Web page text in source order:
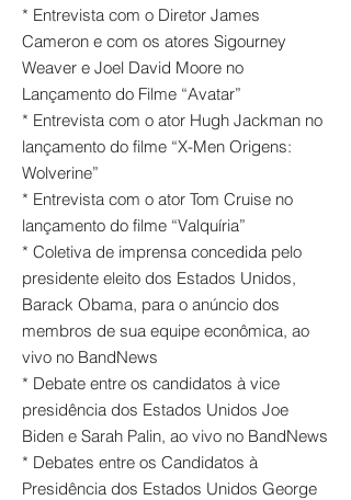
* Entrevista com o Diretor James
Cameron e com os atores Sigourney
Weaver e Joel David Moore no
Lançamento do Filme “Avatar”
* Entrevista com o ator Hugh Jackman no
lançamento do filme “X-Men Origens:
Wolverine”
* Entrevista com o ator Tom Cruise no
lançamento do filme “Valquíria”
* Coletiva de imprensa concedida pelo
presidente eleito dos Estados Unidos,
Barack Obama, para o anúncio dos
membros de sua equipe econômica, ao
vivo no BandNews
* Debate entre os candidatos à vice
presidência dos Estados Unidos Joe
Biden e Sarah Palin, ao vivo no BandNews
* Debates entre os Candidatos à
Presidência dos Estados Unidos George